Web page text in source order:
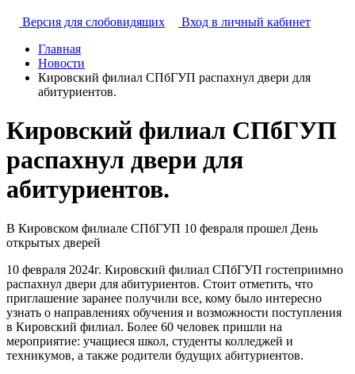
Версия для слобовидящих
Вход в личный кабинет
Главная
Новости
Кировский филиал СПбГУП распахнул двери для
абитуриентов.
Кировский филиал СПбГУП
распахнул двери для
абитуриентов.
В Кировском филиале СПбГУП 10 февраля прошел День
открытых дверей
10 февраля 2024г. Кировский филиал СПбГУП гостеприимно
распахнул двери для абитуриентов. Стоит отметить, что
приглашение заранее получили все, кому было интересно
узнать о направлениях обучения и возможности поступления
в Кировский филиал. Более 60 человек пришли на
мероприятие: учащиеся школ, студенты колледжей и
техникумов, а также родители будущих абитуриентов.